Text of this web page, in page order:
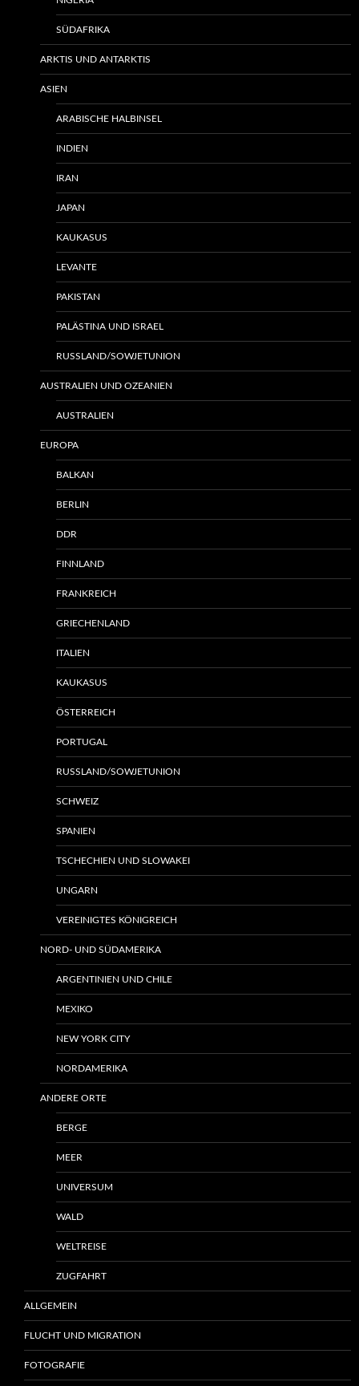
SÜDAFRIKA
ARKTIS UND ANTARKTIS
ASIEN
ARABISCHE HALBINSEL
INDIEN
IRAN
JAPAN
KAUKASUS
LEVANTE
PAKISTAN
PALÄSTINA UND ISRAEL
RUSSLAND/SOWJETUNION
AUSTRALIEN UND OZEANIEN
AUSTRALIEN
EUROPA
BALKAN
BERLIN
DDR
FINNLAND
FRANKREICH
GRIECHENLAND
ITALIEN
KAUKASUS
ÖSTERREICH
PORTUGAL
RUSSLAND/SOWJETUNION
SCHWEIZ
SPANIEN
TSCHECHIEN UND SLOWAKEI
UNGARN
VEREINIGTES KÖNIGREICH
NORD- UND SÜDAMERIKA
ARGENTINIEN UND CHILE
MEXIKO
NEW YORK CITY
NORDAMERIKA
ANDERE ORTE
BERGE
MEER
UNIVERSUM
WALD
WELTREISE
ZUGFAHRT
ALLGEMEIN
FLUCHT UND MIGRATION
FOTOGRAFIE